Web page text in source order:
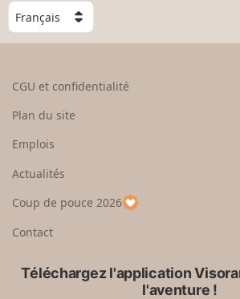
C
h
o
e
u
p
a
CGU et confidentialité
Plan du site
Emplois
Actualités
Coup de pouce 2026
Contact
Téléchargez l'application
l'aventure !